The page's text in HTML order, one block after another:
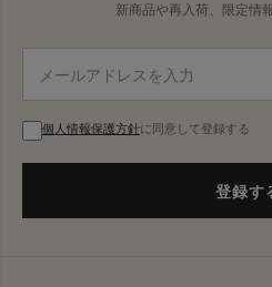
新商品や再入荷、限定情
個人情報保護方針に同意して登録する
登録す